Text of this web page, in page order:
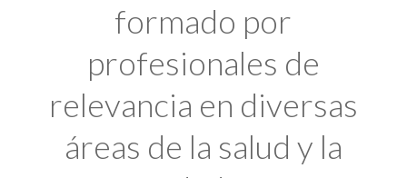
formado por
profesionales de
relevancia en diversas
áreas de la salud y la